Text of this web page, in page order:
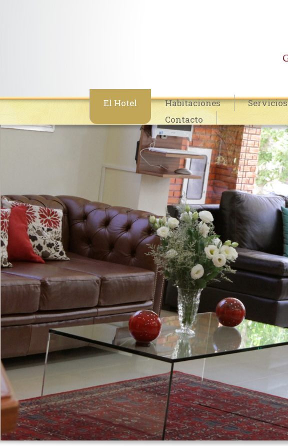
El Hotel Habitaciones Servicios
Contacto